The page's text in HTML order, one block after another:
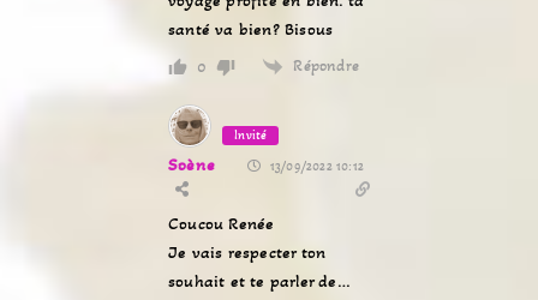
santé va bien? Bisous
0 Répondre
Invité
Soène 13/09/2022 10:12
Coucou Renée
Je vais respecter ton
souhait et te parler de…